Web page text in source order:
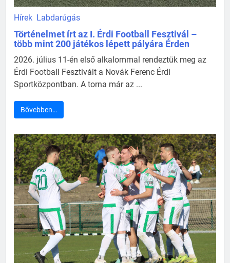
Hírek Labdarúgás
Történelmet írt az I. Érdi Football Fesztivál –
több mint 200 játékos lépett pályára Érden
2026. július 11-én első alkalommal rendeztük meg az
Érdi Football Fesztivált a Novák Ferenc Érdi
Sportközpontban. A torna már az ...
Bővebben…